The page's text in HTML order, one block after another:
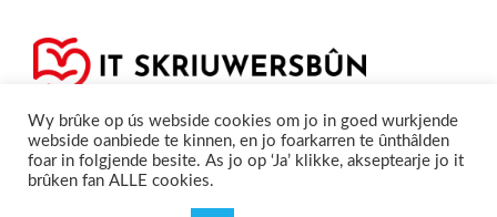
Wy brûke op ús webside cookies om jo in goed wurkjende
webside oanbiede te kinnen, en jo foarkarren te ûnthâlden
foar in folgjende besite. As jo op ‘Ja’ klikke, akseptearje jo it
brûken fan ALLE cookies.